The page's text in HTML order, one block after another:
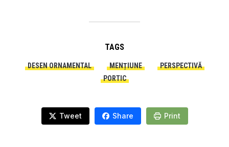
TAGS
DESEN ORNAMENTAL MENȚIUNE
PERSPECTIVĂ
PORTIC
Tweet Share Print